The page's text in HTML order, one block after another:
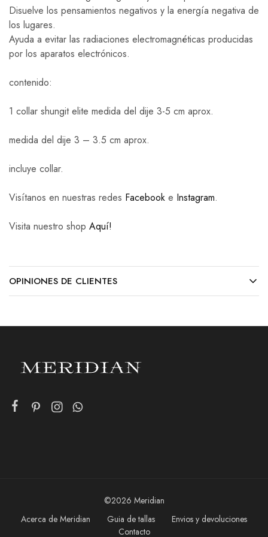
Disuelve los pensamientos negativos y la energía negativa de
los lugares.
Ayuda a evitar las radiaciones electromagnéticas producidas
por los aparatos electrónicos.
contenido:
1 collar shungit elite medida del dije 3-5 cm aprox.
medida del dije 3 – 3.5 cm aprox.
incluye collar.
Visítanos en nuestras redes Facebook e Instagram.
Visita nuestro shop Aquí!
OPINIONES DE CLIENTES
©2026 Meridian
Acerca de Meridian
Guia de tallas
Envios y devoluciones
Contacto